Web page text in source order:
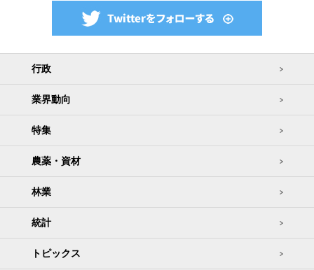
行政
業界動向
特集
農薬・資材
林業
統計
トピックス